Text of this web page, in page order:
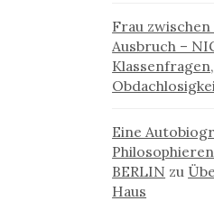
Frau
Ausbruch –
Eine
BERLIN zu
Haus